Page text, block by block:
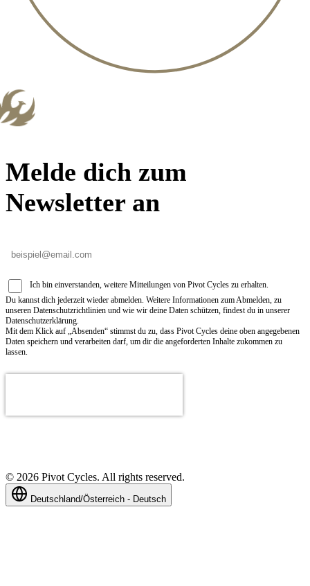
Melde dich zum
Newsletter an
Ich bin einverstanden, weitere Mitteilungen von Pivot Cycles zu erhalten.
Du kannst dich jederzeit wieder abmelden. Weitere Informationen zum Abmelden, zu
unseren Datenschutzrichtlinien und wie wir deine Daten schützen, findest du in unserer
Datenschutzerklärung.
Mit dem Klick auf „Absenden“ stimmst du zu, dass Pivot Cycles deine oben angegebenen
Daten speichern und verarbeiten darf, um dir die angeforderten Inhalte zukommen zu
lassen.
© 2026 Pivot Cycles. All rights reserved.
Deutschland/Österreich - Deutsch